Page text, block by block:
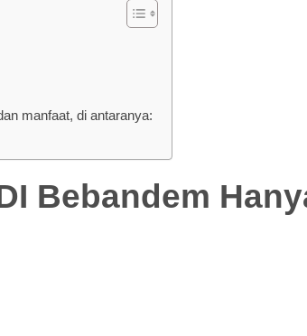
manfaat, di antaranya:
Bebandem